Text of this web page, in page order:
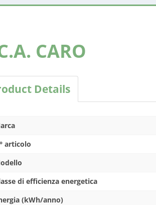
CARO
Details
articolo
di efficienza energetica
(kWh/anno)